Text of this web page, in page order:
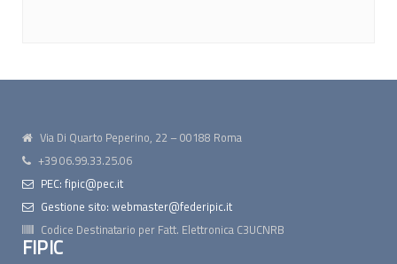
Via Di Quarto Peperino, 22 – 00188 Roma
+39 06.99.33.25.06
PEC: fipic@pec.it
Gestione sito: webmaster@federipic.it
Codice Destinatario per Fatt. Elettronica C3UCNRB
FIPIC